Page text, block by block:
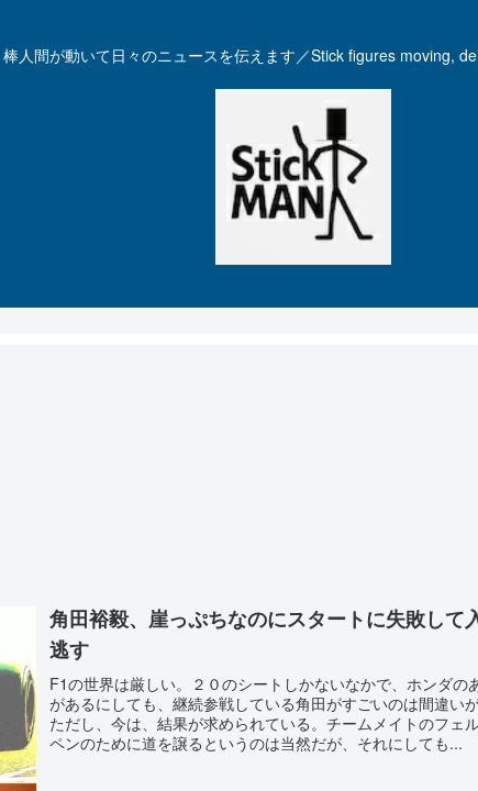
棒人間が動いて日々のニュースを伝えます／Stick figures moving,
角田裕毅、崖っぷちなのにスタートに失敗して
逃す
F1の世界は厳しい。２０のシートしかないなかで、ホンダの
があるにしても、継続参戦している角田がすごいのは間違いが
ただし、今は、結果が求められている。チームメイトのフェ
ペンのために道を譲るというのは当然だが、それにしても...